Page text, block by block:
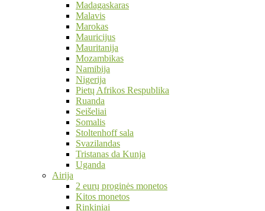
Madagaskaras
Malavis
Marokas
Mauricijus
Mauritanija
Mozambikas
Namibija
Nigerija
Pietų Afrikos Respublika
Ruanda
Seišeliai
Somalis
Stoltenhoff sala
Svazilandas
Tristanas da Kunja
Uganda
Airija
2 eurų proginės monetos
Kitos monetos
Rinkiniai